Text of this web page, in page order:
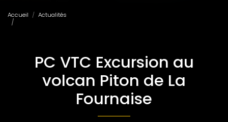
Accueil
Actualités
PC VTC Excursion au
volcan Piton de La
Fournaise